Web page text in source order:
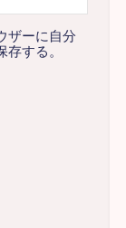
ザーに自分
する。